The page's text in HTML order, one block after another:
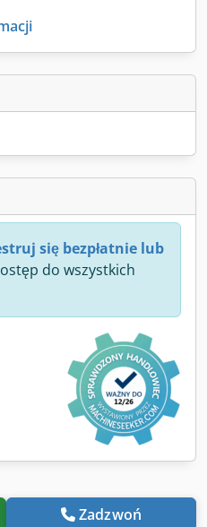
się bezpłatnie lub
do wszystkich
Zadzwoń